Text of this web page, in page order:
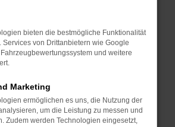
Browsererweiterungen.
wie Werbeblocker,
Laden bestimmter Seiten
oder in einem privaten
bieten die bestmögliche Funktionalität
Services von Drittanbietern wie Google
und weitere
Marketing
ermöglichen es uns, die Nutzung der
um die Leistung zu messen und
Zudem werden Technologien eingesetzt,